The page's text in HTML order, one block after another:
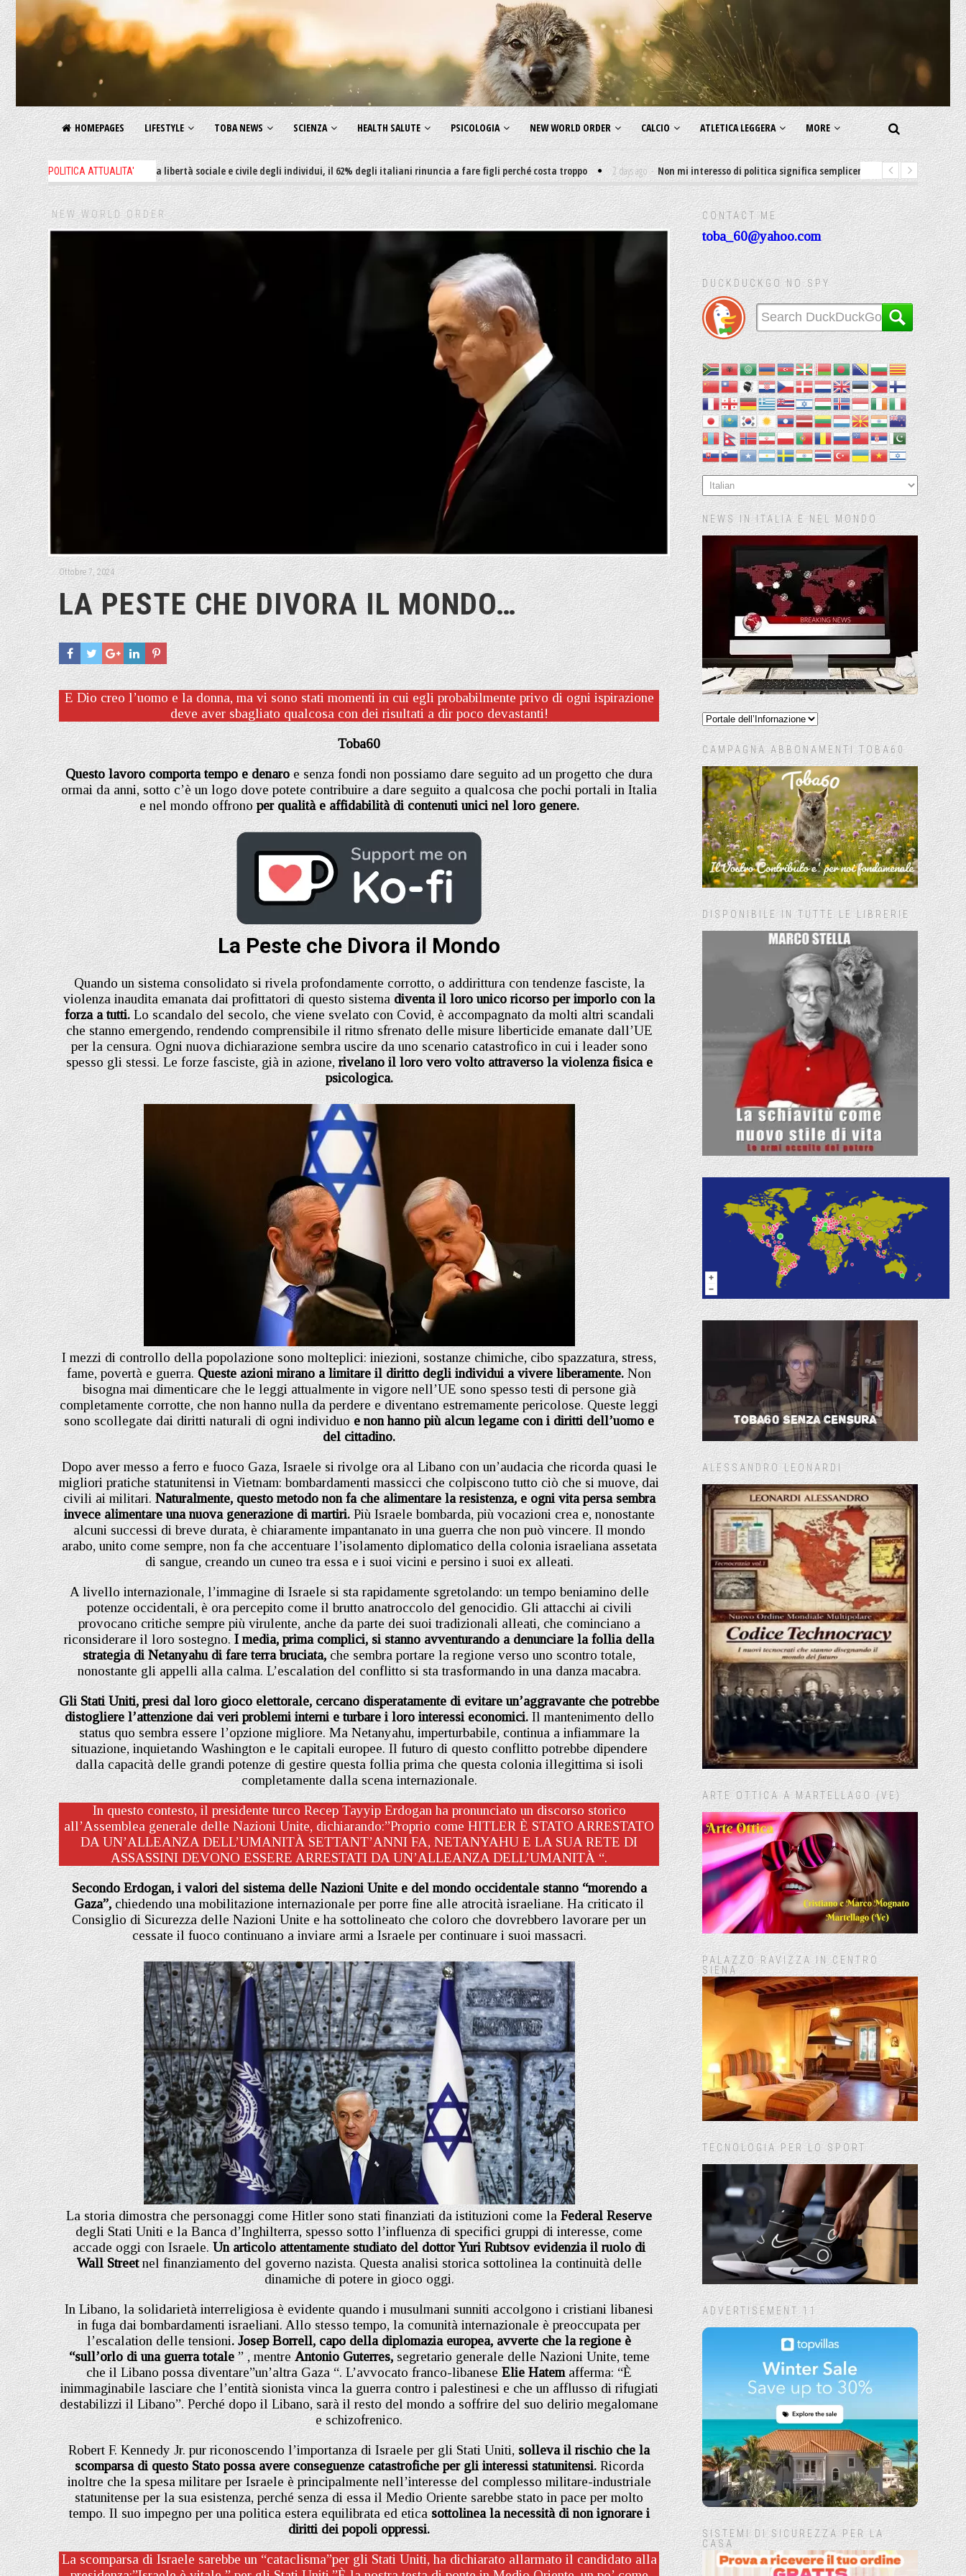
HOMEPAGES LIFESTYLE TOBA NEWS SCIENZA HEALTH SALUTE PSICOLOGIA NEW WORLD ORDER CALCIO ATLETICA LEGGERA MORE
POLITICA ATTUALITA'
e decreti restrittivi della libertà sociale e civile degli individui, il 62% degli italiani rinuncia a fare figli perché costa troppo 2 days ago - Non mi interesso di politica significa semplicemente Sostengo lo status quo
NEW WORLD ORDER
Ottobre 7, 2024
LA PESTE CHE DIVORA IL MONDO…
E Dio creo l’uomo e la donna, ma vi sono stati momenti in cui egli probabilmente privo di ogni ispirazione
deve aver sbagliato qualcosa con dei risultati a dir poco devastanti!
Toba60
Questo lavoro comporta tempo e denaroe senza fondi non possiamo dare seguito ad un progetto che dura
ormai da anni, sotto c’è un logo dove potete contribuire a dare seguito a qualcosa che pochi portali in Italia
e nel mondo offronoper qualità e affidabilità di contenuti unici nel loro genere.
La Peste che Divora il Mondo
Quando un sistema consolidato si rivela profondamente corrotto, o addirittura con tendenze fasciste, la
violenza inaudita emanata dai profittatori di questo sistemadiventa il loro unico ricorso per imporlo con la
forza a tutti.Lo scandalo del secolo, che viene svelato con Covid, è accompagnato da molti altri scandali
che stanno emergendo, rendendo comprensibile il ritmo sfrenato delle misure liberticide emanate dall’UE
per la censura. Ogni nuova dichiarazione sembra uscire da uno scenario catastrofico in cui i leader sono
spesso gli stessi. Le forze fasciste, già in azione,rivelano il loro vero volto attraverso la violenza fisica e
psicologica.
I mezzi di controllo della popolazione sono molteplici: iniezioni, sostanze chimiche, cibo spazzatura, stress,
fame, povertà e guerra.Queste azioni mirano a limitare il diritto degli individui a vivere liberamente.Non
bisogna mai dimenticare che le leggi attualmente in vigore nell’UE sono spesso testi di persone già
completamente corrotte, che non hanno nulla da perdere e diventano estremamente pericolose. Queste leggi
sono scollegate dai diritti naturali di ogni individuoe non hanno più alcun legame con i diritti dell’uomo e
del cittadino.
Dopo aver messo a ferro e fuoco Gaza, Israele si rivolge ora al Libano con un’audacia che ricorda quasi le
migliori pratiche statunitensi in Vietnam: bombardamenti massicci che colpiscono tutto ciò che si muove, dai
civili ai militari.Naturalmente, questo metodo non fa che alimentare la resistenza, e ogni vita persa sembra
invece alimentare una nuova generazione di martiri.Più Israele bombarda, più vocazioni crea e, nonostante
alcuni successi di breve durata, è chiaramente impantanato in una guerra che non può vincere. Il mondo
arabo, unito come sempre, non fa che accentuare l’isolamento diplomatico della colonia israeliana assetata
di sangue, creando un cuneo tra essa e i suoi vicini e persino i suoi ex alleati.
A livello internazionale, l’immagine di Israele si sta rapidamente sgretolando: un tempo beniamino delle
potenze occidentali, è ora percepito come il brutto anatroccolo del genocidio. Gli attacchi ai civili
provocano critiche sempre più virulente, anche da parte dei suoi tradizionali alleati, che cominciano a
riconsiderare il loro sostegno.I media, prima complici, si stanno avventurando a denunciare la follia della
strategia di Netanyahu di fare terra bruciata,che sembra portare la regione verso uno scontro totale,
nonostante gli appelli alla calma. L’escalation del conflitto si sta trasformando in una danza macabra.
Gli Stati Uniti, presi dal loro gioco elettorale, cercano disperatamente di evitare un’aggravante che potrebbe
distogliere l’attenzione dai veri problemi interni e turbare i loro interessi economici.Il mantenimento dello
status quo sembra essere l’opzione migliore. Ma Netanyahu, imperturbabile, continua a infiammare la
situazione, inquietando Washington e le capitali europee. Il futuro di questo conflitto potrebbe dipendere
dalla capacità delle grandi potenze di gestire questa follia prima che questa colonia illegittima si isoli
completamente dalla scena internazionale.
In questo contesto, il presidente turco Recep Tayyip Erdogan ha pronunciato un discorso storico
all’Assemblea generale delle Nazioni Unite, dichiarando:”Proprio come HITLER È STATO ARRESTATO
DA UN’ALLEANZA DELL’UMANITÀ SETTANT’ANNI FA, NETANYAHU E LA SUA RETE DI
ASSASSINI DEVONO ESSERE ARRESTATI DA UN’ALLEANZA DELL’UMANITÀ “.
Secondo Erdogan, i valori del sistema delle Nazioni Unite e del mondo occidentale stanno “morendo a
Gaza”,chiedendo una mobilitazione internazionale per porre fine alle atrocità israeliane. Ha criticato il
Consiglio di Sicurezza delle Nazioni Unite e ha sottolineato che coloro che dovrebbero lavorare per un
cessate il fuoco continuano a inviare armi a Israele per continuare i suoi massacri.
La storia dimostra che personaggi come Hitler sono stati finanziati da istituzioni come laFederal Reserve
degli Stati Uniti e la Banca d’Inghilterra, spesso sotto l’influenza di specifici gruppi di interesse, come
accade oggi con Israele.Un articolo attentamente studiato del dottor Yuri Rubtsov evidenzia il ruolo di
Wall Streetnel finanziamento del governo nazista. Questa analisi storica sottolinea la continuità delle
dinamiche di potere in gioco oggi.
In Libano, la solidarietà interreligiosa è evidente quando i musulmani sunniti accolgono i cristiani libanesi
in fuga dai bombardamenti israeliani. Allo stesso tempo, la comunità internazionale è preoccupata per
l’escalation delle tensioni. Josep Borrell, capo della diplomazia europea, avverte che la regione è
“sull’orlo di una guerra totale” , mentreAntonio Guterres,segretario generale delle Nazioni Unite, teme
che il Libano possa diventare”un’altra Gaza “. L’avvocato franco-libaneseElie Hatemafferma: “È
inimmaginabile lasciare che l’entità sionista vinca la guerra contro i palestinesi e che un afflusso di rifugiati
destabilizzi il Libano”. Perché dopo il Libano, sarà il resto del mondo a soffrire del suo delirio megalomane
e schizofrenico.
Robert F. Kennedy Jr. pur riconoscendo l’importanza di Israele per gli Stati Uniti,solleva il rischio che la
scomparsa di questo Stato possa avere conseguenze catastrofiche per gli interessi statunitensi.Ricorda
inoltre che la spesa militare per Israele è principalmente nell’interesse del complesso militare-industriale
statunitense per la sua esistenza, perché senza di essa il Medio Oriente sarebbe stato in pace per molto
tempo. Il suo impegno per una politica estera equilibrata ed eticasottolinea la necessità di non ignorare i
diritti dei popoli oppressi.
La scomparsa di Israele sarebbe un “cataclisma”per gli Stati Uniti, ha dichiarato allarmato il candidato alla
CONTACT ME
toba_60@yahoo.com
DUCKDUCKGO NO SPY
NEWS IN ITALIA E NEL MONDO
CAMPAGNA ABBONAMENTI TOBA60
DISPONIBILE IN TUTTE LE LIBRERIE
ALESSANDRO LEONARDI
ARTE OTTICA A MARTELLAGO (VE)
PALAZZO RAVIZZA IN CENTRO
SIENA
TECNOLOGIA PER LO SPORT
ADVERTISEMENT 11
SISTEMI DI SICUREZZA PER LA
CASA